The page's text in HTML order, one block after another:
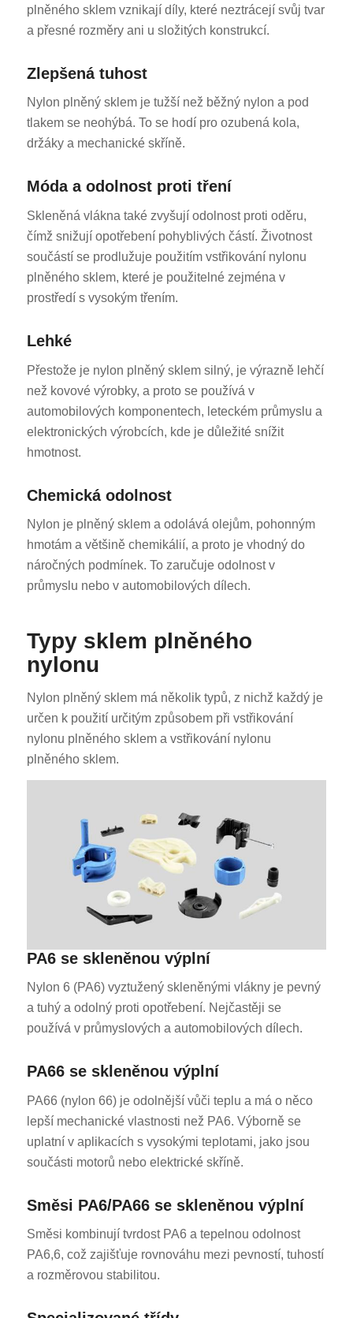
plněného sklem vznikají díly, které neztrácejí svůj tvar
a přesné rozměry ani u složitých konstrukcí.
Zlepšená tuhost
Nylon plněný sklem je tužší než běžný nylon a pod
tlakem se neohýbá. To se hodí pro ozubená kola,
držáky a mechanické skříně.
Móda a odolnost proti tření
Skleněná vlákna také zvyšují odolnost proti oděru,
čímž snižují opotřebení pohyblivých částí. Životnost
součástí se prodlužuje použitím vstřikování nylonu
plněného sklem, které je použitelné zejména v
prostředí s vysokým třením.
Lehké
Přestože je nylon plněný sklem silný, je výrazně lehčí
než kovové výrobky, a proto se používá v
automobilových komponentech, leteckém průmyslu a
elektronických výrobcích, kde je důležité snížit
hmotnost.
Chemická odolnost
Nylon je plněný sklem a odolává olejům, pohonným
hmotám a většině chemikálií, a proto je vhodný do
náročných podmínek. To zaručuje odolnost v
průmyslu nebo v automobilových dílech.
Typy sklem plněného
nylonu
Nylon plněný sklem má několik typů, z nichž každý je
určen k použití určitým způsobem při vstřikování
nylonu plněného sklem a vstřikování nylonu
plněného sklem.
PA6 se skleněnou výplní
Nylon 6 (PA6) vyztužený skleněnými vlákny je pevný
a tuhý a odolný proti opotřebení. Nejčastěji se
používá v průmyslových a automobilových dílech.
PA66 se skleněnou výplní
PA66 (nylon 66) je odolnější vůči teplu a má o něco
lepší mechanické vlastnosti než PA6. Výborně se
uplatní v aplikacích s vysokými teplotami, jako jsou
součásti motorů nebo elektrické skříně.
Směsi PA6/PA66 se skleněnou výplní
Směsi kombinují tvrdost PA6 a tepelnou odolnost
PA6,6, což zajišťuje rovnováhu mezi pevností, tuhostí
a rozměrovou stabilitou.